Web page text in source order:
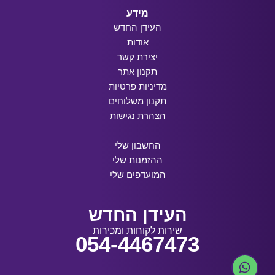
מידע
העידן החדש
אודות
יצירת קשר
תקנון אתר
מדיניות פרטיות
תקנון משלוחים
הצהרת נגישות
החשבון שלי
ההזמנות שלי
המועדפים שלי
העידן החדש
שירות לקוחות ומכירות
054-4467473